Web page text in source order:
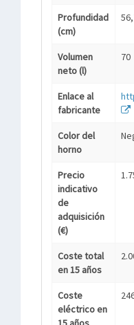
Profundidad
(cm)
Volumen
neto (l)
70
Enlace al
fabricante
Color del
horno
Precio
indicativo
de
adquisición
(€)
Coste total
en 15 años
Coste
eléctrico en